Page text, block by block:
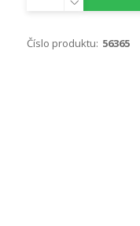
Číslo produktu: 56365